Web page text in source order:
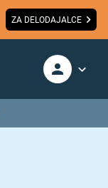
ZA DELODAJALCE